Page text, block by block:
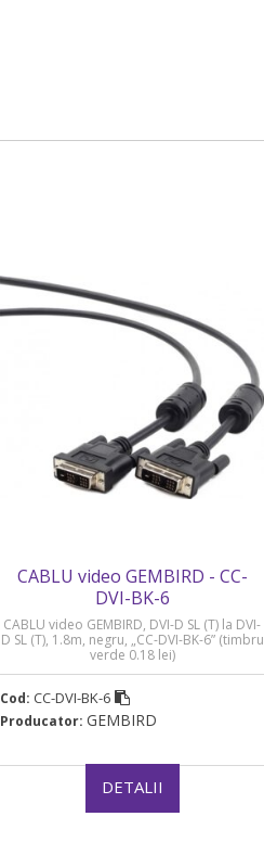
CABLU video GEMBIRD - CC-
DVI-BK-6
CABLU video GEMBIRD, DVI-D SL (T) la DVI-
D SL (T), 1.8m, negru, „CC-DVI-BK-6” (timbru
verde 0.18 lei)
Cod: CC-DVI-BK-6
Producator: GEMBIRD
DETALII